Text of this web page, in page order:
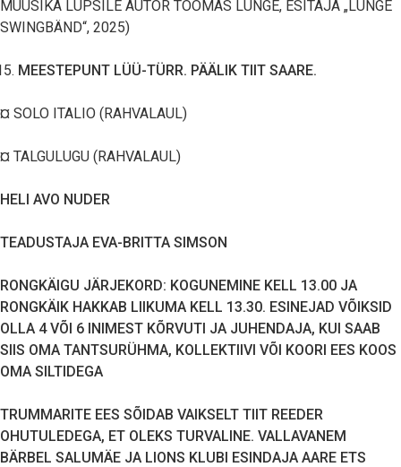
MUUSIKA LÜPSILE AUTOR TOOMAS LUNGE, ESITAJA „LUNGE
SWINGBÄND“, 2025)
MEESTEPUNT LÜÜ-TÜRR. PÄÄLIK TIIT SAARE.
¤ SOLO ITALIO (RAHVALAUL)
¤ TALGULUGU (RAHVALAUL)
HELI AVO NUDER
TEADUSTAJA EVA-BRITTA SIMSON
RONGKÄIGU JÄRJEKORD: KOGUNEMINE KELL 13.00 JA
RONGKÄIK HAKKAB LIIKUMA KELL 13.30. ESINEJAD VÕIKSID
OLLA 4 VÕI 6 INIMEST KÕRVUTI JA JUHENDAJA, KUI SAAB
SIIS OMA TANTSURÜHMA, KOLLEKTIIVI VÕI KOORI EES KOOS
OMA SILTIDEGA
TRUMMARITE EES SÕIDAB VAIKSELT TIIT REEDER
OHUTULEDEGA, ET OLEKS TURVALINE. VALLAVANEM
BÄRBEL SALUMÄE JA LIONS KLUBI ESINDAJA AARE ETS